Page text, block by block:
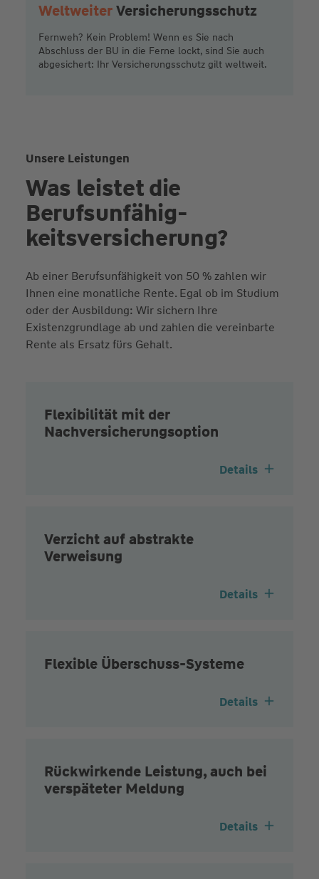
WeltweiterVersicherungsschutz
Fernweh? Kein Problem! Wenn es Sie nach
Abschluss der BU in die Ferne lockt, sind Sie auch
abgesichert: Ihr Versicherungsschutz gilt weltweit.
Unsere Leistungen
Was leistet die
Berufsunfähig­
keitsversiche­rung?
Ab einer Berufsunfähigkeit von 50 % zahlen wir
Ihnen eine monatliche Rente. Egal ob im Studium
oder der Ausbildung: Wir sichern Ihre
Existenzgrundlage ab und zahlen die vereinbarte
Rente als Ersatz fürs Gehalt.
Flexibilität mit der
Nachversicherungsoption
Details
Verzicht auf abstrakte
Verweisung
Details
Flexible Überschuss-Systeme
Details
Rückwirkende Leistung, auch bei
verspäteter Meldung
Details